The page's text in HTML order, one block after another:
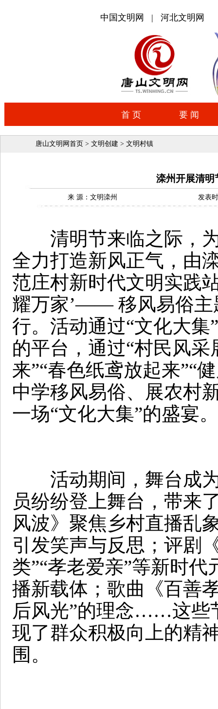
唐山文明网首页 > 文明创建 > 文明村镇
滦州开展清
来 源：文明滦州 发表
清明节来临之际，为
全力打造新风正气，由
范庄村新时代文明实践
耀万家’—— 移风易俗主
行。活动通过“文化大
的平台，通过“村民风采
来”“春色纸鸢放起来”“
中学移风易俗、展农村
一场“文化大集”的盛宴。
活动期间，舞台成为
员纷纷登上舞台，带来
风波》聚焦乡村直播乱
引发笑声与反思；评剧
类”“孝老爱亲”等新时
播新载体；歌曲《百善
后风光”的理念……这些
现了群众积极向上的精
围。